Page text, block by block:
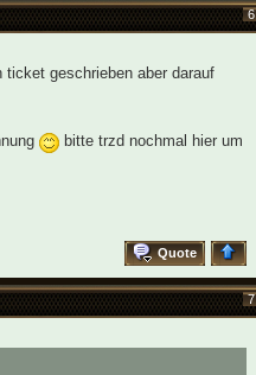
6
geschrieben aber darauf
bitte trzd nochmal hier um
Quote
7